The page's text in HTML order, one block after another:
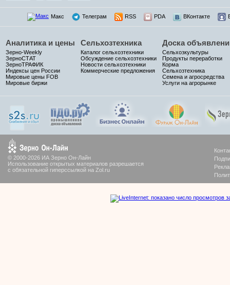
Макс Телеграм RSS PDA ВКонтакте
Аналитика и цены
Зерно-Weekly
ЗерноСТАТ
ЗерноТРАФИК
Индексы цен России
Мировые цены FOB
Мировые биржи
Сельхозтехника
Каталог сельхозтехники
Обсуждение сельхозтехники
Новости сельхозтехники
Коммерческие предложения
Доска
Сельхозкультуры
Продукты переработки
Корма
Сельхозтехника
Семена и агросредства
Услуги на агрорынке
© 2000-2026 ИА Зерно Он-Лайн
Использование открытых материалов разрешается
с обязательной гиперссылкой на Zol.ru